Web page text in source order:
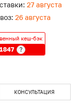
27 августа
26 августа
кеш-бэк
?
КОНСУЛЬТАЦИЯ